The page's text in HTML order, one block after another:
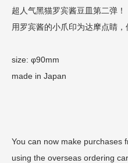
超人气黑猫罗宾酱豆皿第二弹！
用罗宾酱的小爪印为达摩点睛，
size: φ90mm
made in Japan
You can now make purchases
using the overseas ordering